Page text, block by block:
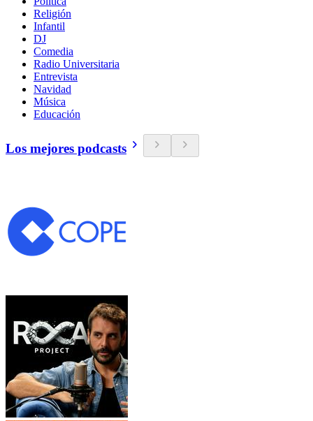
Religión
Infantil
DJ
Comedia
Radio Universitaria
Entrevista
Navidad
Música
Educación
Los mejores podcasts